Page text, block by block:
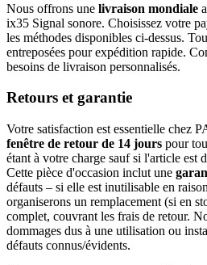
Nous offrons une livraison mondiale
ix35 Signal sonore. Choisissez votre
les méthodes disponibles ci-dessus.
entreposées pour expédition rapide.
besoins de livraison personnalisés.
Retours et garantie
Votre satisfaction est essentielle chez
fenêtre de retour de 14 jours pour
étant à votre charge sauf si l'article est
Cette pièce d'occasion inclut une
défauts – si elle est inutilisable en
organiserons un remplacement (si en
complet, couvrant les frais de retour.
dommages dus à une utilisation ou
défauts connus/évidents.